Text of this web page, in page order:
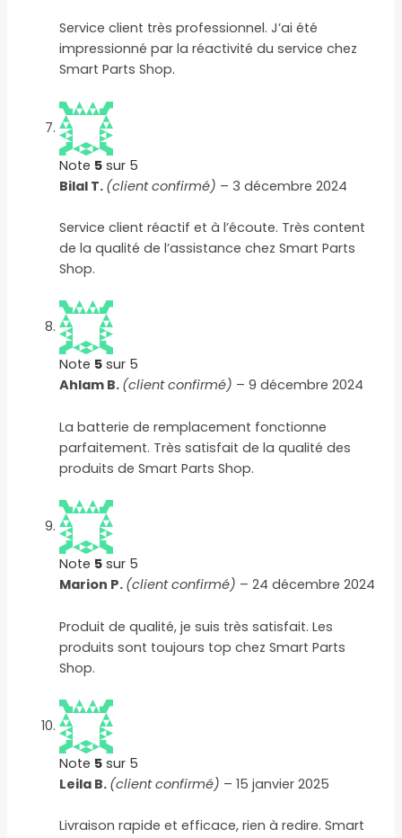
Service client très professionnel. J’ai été
impressionné par la réactivité du service chez
Smart Parts Shop.
Note 5 sur 5
Bilal T. (client confirmé) – 3 décembre 2024
Service client réactif et à l’écoute. Très content
de la qualité de l’assistance chez Smart Parts
Shop.
Note 5 sur 5
Ahlam B. (client confirmé) – 9 décembre 2024
La batterie de remplacement fonctionne
parfaitement. Très satisfait de la qualité des
produits de Smart Parts Shop.
Note 5 sur 5
Marion P. (client confirmé) – 24 décembre 2024
Produit de qualité, je suis très satisfait. Les
produits sont toujours top chez Smart Parts
Shop.
Note 5 sur 5
Leila B. (client confirmé) – 15 janvier 2025
Livraison rapide et efficace, rien à redire. Smart